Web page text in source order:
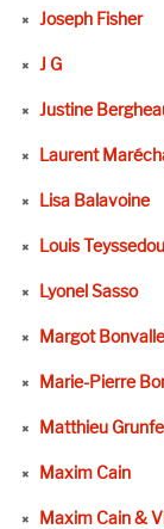
Joseph Fisher
J G
Justine
Laurent
Lisa Balavoine
Louis Teyssedou
Lyonel Sasso
Margot
Marie-Pierre
Matthieu
Maxim Cain
Maxim Cain &